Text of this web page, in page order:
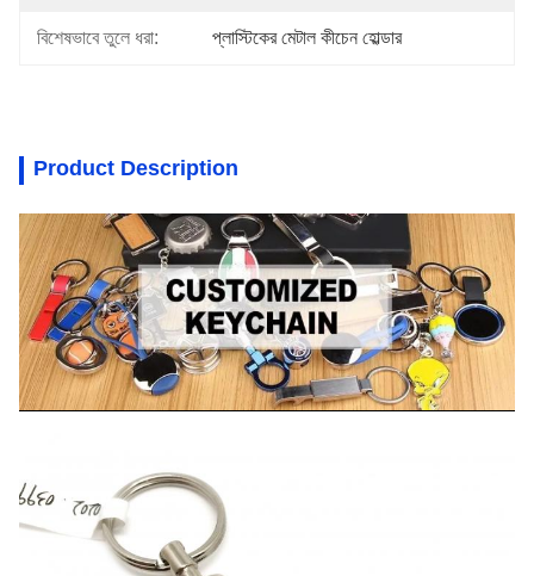
বিশেষভাবে তুলে ধরা: প্লাস্টিকের মেটাল কীচেন হোল্ডার
Product Description